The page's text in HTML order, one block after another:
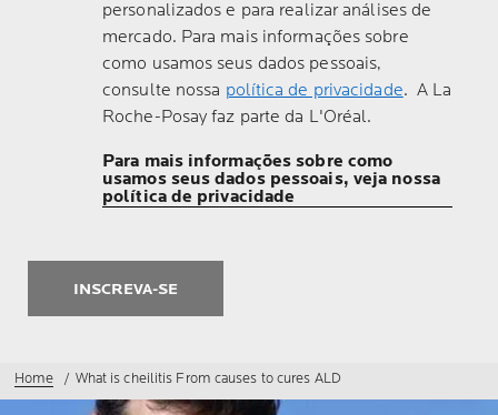
personalizados e para realizar análises de
mercado. Para mais informações sobre
como usamos seus dados pessoais,
consulte nossa política de privacidade. A La
Roche-Posay faz parte da L'Oréal.
Para mais informações sobre como
usamos seus dados pessoais, veja nossa
política de privacidade
INSCREVA-SE
Home What is cheilitis From causes to cures ALD